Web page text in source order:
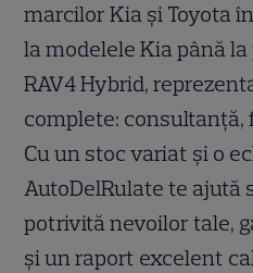
marcilor Kia și Toyota
la modelele Kia până
RAV4 Hybrid,
complete: consultanță,
Cu un stoc variat și o
AutoDelRulate te ajută
potrivită nevoilor tale,
și un raport excelent